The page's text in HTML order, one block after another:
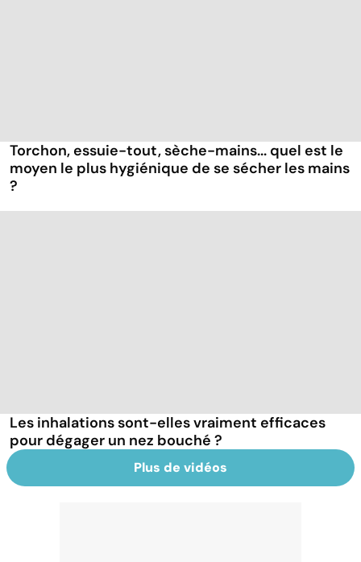
Torchon, essuie-tout, sèche-mains... quel est le
moyen le plus hygiénique de se sécher les mains
?
Les inhalations sont-elles vraiment efficaces
pour dégager un nez bouché ?
Plus de vidéos